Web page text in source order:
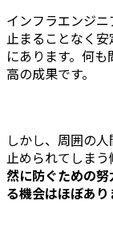
インフラエンジ
止まることなく
にあります。何
高の成果です。
しかし、周囲の
止められてしまう
然に防ぐための
る機会はほぼあり